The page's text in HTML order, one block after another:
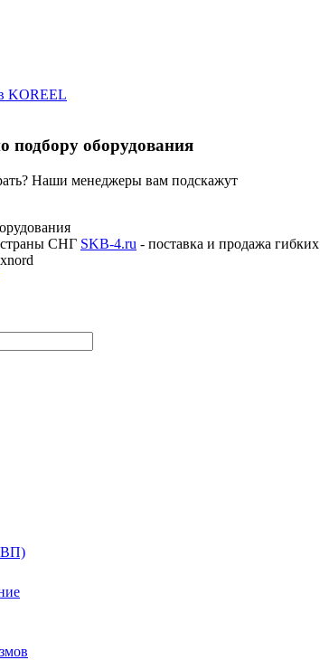
подбору оборудования
Наши менеджеры вам подскажут
страны СНГ SKB-4.ru - поставка и продажа гибких